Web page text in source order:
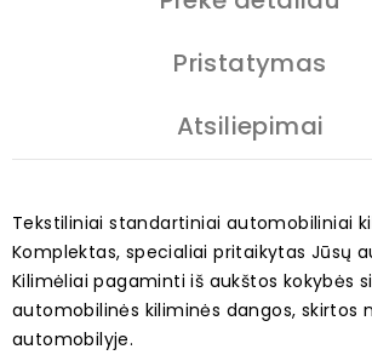
Pristatymas
Atsiliepimai
Tekstiliniai standartiniai automobiliniai
Komplektas, specialiai pritaikytas Jūsų
Kilimėliai pagaminti iš aukštos kokybės
automobilinės kiliminės dangos, skirtos
automobilyje.